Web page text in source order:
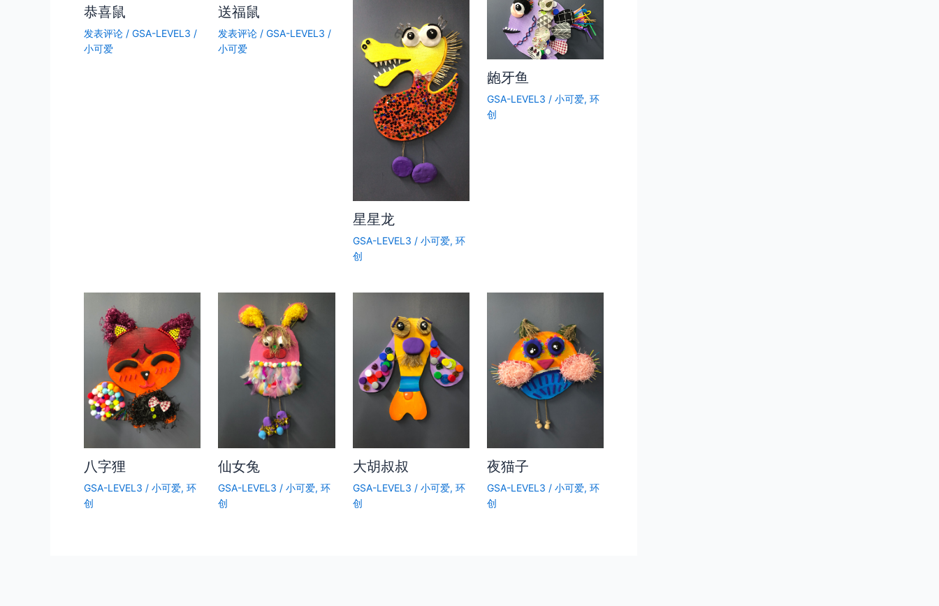
恭喜鼠
发表评论 / GSA-LEVEL3 /
小可爱
送福鼠
发表评论 /GSA-LEVEL3 /
小可爱
星星龙
GSA-LEVEL3 / 小可爱, 环
创
龅牙鱼
GSA-LEVEL3 / 小可爱, 环
创
八字狸
GSA-LEVEL3 / 小可爱, 环
创
仙女兔
GSA-LEVEL3 /小可爱,环
创
大胡叔叔
GSA-LEVEL3 / 小可爱, 环
创
夜猫子
GSA-LEVEL3 / 小可爱, 环
创